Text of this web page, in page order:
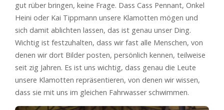
gut rüber bringen, keine Frage. Dass Cass Pennant, Onkel
Heini oder Kai Tippmann unsere Klamotten mögen und
sich damit ablichten lassen, das ist genau unser Ding.
Wichtig ist festzuhalten, dass wir fast alle Menschen, von
denen wir dort Bilder posten, persönlich kennen, teilweise
seit zig Jahren. Es ist uns wichtig, dass genau die Leute
unsere Klamotten repräsentieren, von denen wir wissen,
dass sie mit uns im gleichen Fahrwasser schwimmen.